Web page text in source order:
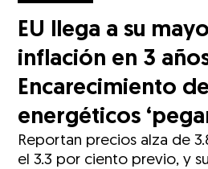
EU llega a su
inflación en 3
Encarecimiento
energéticos
Reportan precios alza de
el 3.3 por ciento previo, y